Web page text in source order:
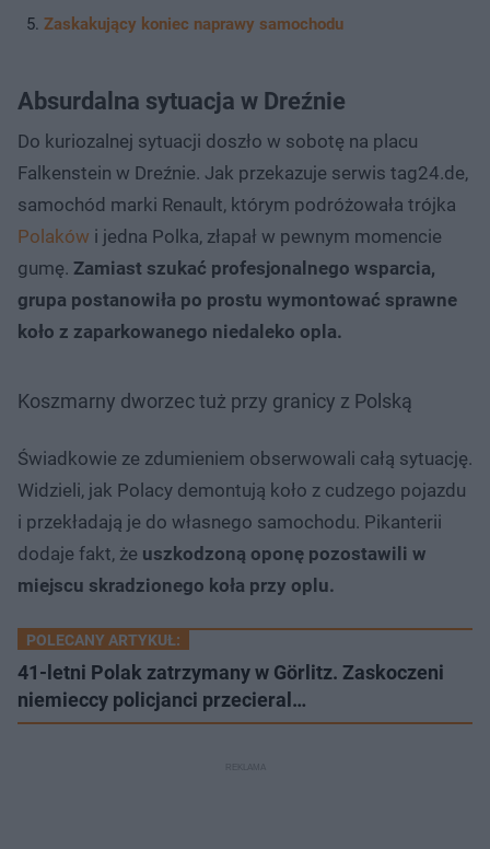
Zaskakujący koniec naprawy samochodu
Absurdalna sytuacja w Dreźnie
Do kuriozalnej sytuacji doszło w sobotę na placu
Falkenstein w Dreźnie. Jak przekazuje serwis tag24.de,
samochód marki Renault, którym podróżowała trójka
Polaków i jedna Polka, złapał w pewnym momencie
gumę. Zamiast szukać profesjonalnego wsparcia,
grupa postanowiła po prostu wymontować sprawne
koło z zaparkowanego niedaleko opla.
Koszmarny dworzec tuż przy granicy z Polską
Świadkowie ze zdumieniem obserwowali całą sytuację.
Widzieli, jak Polacy demontują koło z cudzego pojazdu
i przekładają je do własnego samochodu. Pikanterii
dodaje fakt, że uszkodzoną oponę pozostawili w
miejscu skradzionego koła przy oplu.
POLECANY ARTYKUŁ:
41-letni Polak zatrzymany w Görlitz. Zaskoczeni
niemieccy policjanci przecieral…